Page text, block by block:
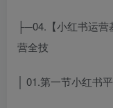
├─04.【小红书运
营全技
│ 01.第一节小红书